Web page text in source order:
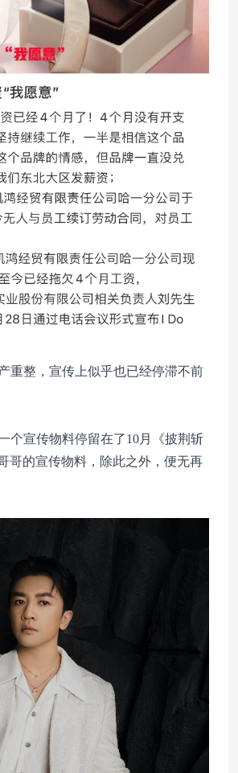
重整，宣传上似乎也已经停滞不前
个宣传物料停留在了10月《披荆斩
哥的宣传物料，除此之外，便无再